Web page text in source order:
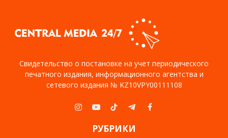
Свидетельство о постановке на учет периодического
печатного издания, информационного агентства и
сетевого издания № KZ10VPY00111108
Instagram
YouTubeTikTokTelegramFacebook
РУБРИКИ